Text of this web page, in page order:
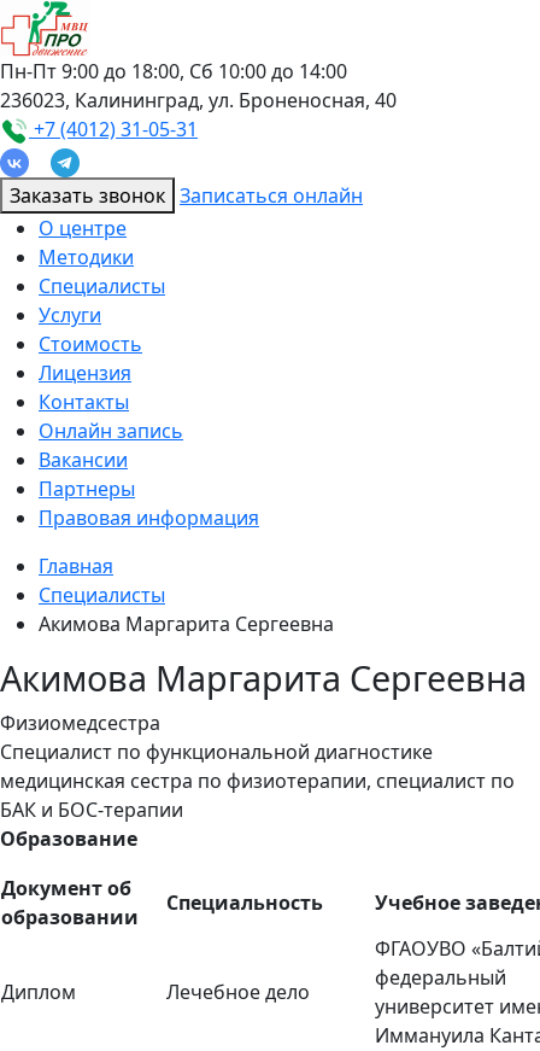
Пн-Пт 9:00 до 18:00, Сб 10:00 до 14:00
236023, Калининград, ул. Броненосная, 40
+7 (4012) 31-05-31
Заказать звонок Записаться онлайн
О центре
Методики
Специалисты
Услуги
Стоимость
Лицензия
Контакты
Онлайн запись
Вакансии
Партнеры
Правовая информация
Главная
Специалисты
Акимова Маргарита Сергеевна
Акимова Маргарита Сергеевна
Физиомедсестра
Специалист по функциональной диагностике
медицинская сестра по физиотерапии, специалист по
БАК и БОС-терапии
Образование
Документ об
образовании
Специальность Учебное
Диплом Лечебное дело
ФГАОУВО
федеральный
университет
Иммануила